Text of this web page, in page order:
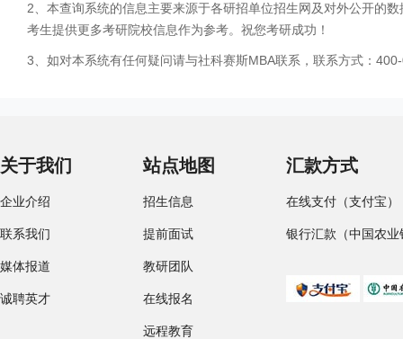
2、本查询系统的信息主要来源于各研招单位招生网及对外公开的
考生提供更多考研院校信息作为参考。祝您考研成功！
3、如对本系统有任何疑问请与社科赛斯MBA联系，联系方式：
关于我们
企业介绍
联系我们
媒体报道
诚聘英才
站点地图
招生信息
提前面试
教研团队
在线报名
远程教育
汇款方式
在线支付（支付宝）
银行汇款（中国农业